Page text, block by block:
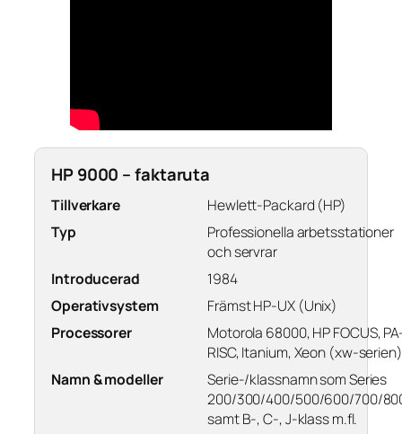
HP 9000 – faktaruta
Tillverkare
Hewlett-Packard (HP)
Typ
Professionella arbetsstationer
och servrar
Introducerad
1984
Operativsystem
Främst HP-UX (Unix)
Processorer
Motorola 68000, HP FOCUS,
RISC, Itanium, Xeon (xw-serien)
Namn & modeller
Serie-/klassnamn som Series
200/300/400/500/600/700/
samt B-, C-, J-klass m.fl.